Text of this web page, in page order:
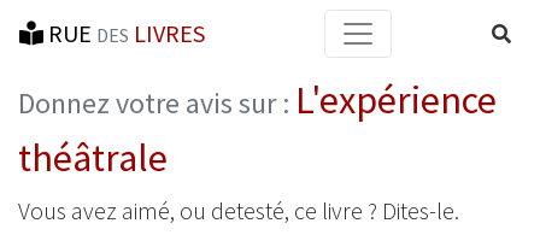
RUE DES LIVRES
Donnez votre avis sur : L'expérience
théâtrale
Vous avez aimé, ou detesté, ce livre ? Dites-le.